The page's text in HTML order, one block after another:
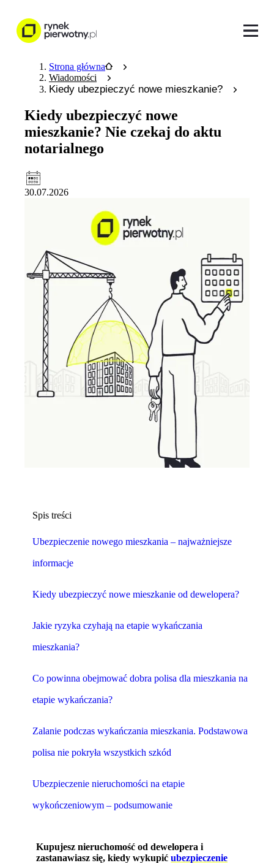
Strona główna
Wiadomości
Kiedy ubezpieczyć nowe mieszkanie?
Kiedy ubezpieczyć nowe
mieszkanie? Nie czekaj do aktu
notarialnego
30.07.2026
Spis treści
Ubezpieczenie nowego mieszkania – najważniejsze
informacje
Kiedy ubezpieczyć nowe mieszkanie od dewelopera?
Jakie ryzyka czyhają na etapie wykańczania
mieszkania?
Co powinna obejmować dobra polisa dla mieszkania na
etapie wykańczania?
Zalanie podczas wykańczania mieszkania. Podstawowa
polisa nie pokryła wszystkich szkód
Ubezpieczenie nieruchomości na etapie
wykończeniowym – podsumowanie
Kupujesz nieruchomość od dewelopera i
zastanawiasz się, kiedy wykupićubezpieczenie